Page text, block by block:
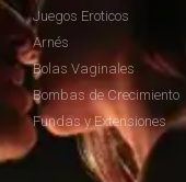
Juegos Eroticos
Arnés
Bolas Vaginales
Bombas de Crecimiento
Fundas y Extensiones